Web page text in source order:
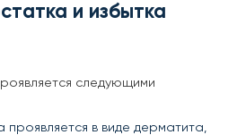
и избытка
следующими
проявляется в виде дерматита,